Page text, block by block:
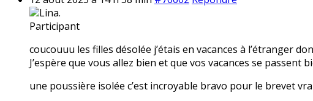
Lina.
Participant
coucouuu les filles désolée j’étais en vacances à l’étranger
J’espère que vous allez bien et que vos vacances se passent
une poussière isolée c’est incroyable bravo pour le brevet